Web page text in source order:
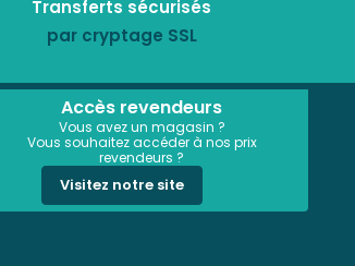
Transferts sécurisés
par cryptage SSL
Accès revendeurs
Vous avez un magasin ?
Vous souhaitez accéder à nos prix
revendeurs ?
Visitez notre site